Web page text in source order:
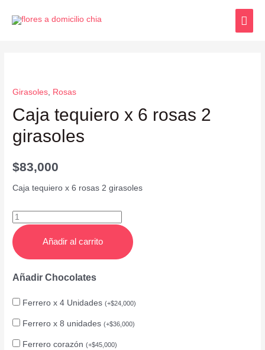
Girasoles, Rosas
Caja tequiero x 6 rosas 2
girasoles
$83,000
Caja tequiero x 6 rosas 2 girasoles
Añadir al carrito
Añadir Chocolates
Ferrero x 4 Unidades(+$24,000)
Ferrero x 8 unidades(+$36,000)
Ferrero corazón(+$45,000)